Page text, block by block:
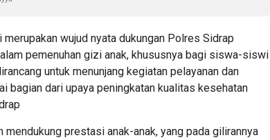
wujud nyata dukungan Polres Sidrap
pemenuhan gizi anak, khususnya bagi siswa-siswi
untuk menunjang kegiatan pelayanan dan
dari upaya peningkatan kualitas kesehatan
mendukung prestasi anak-anak, yang pada gilirannya